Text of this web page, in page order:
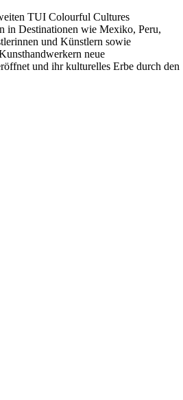
TUI Colourful Cultures
in Destinationen wie Mexiko, Peru,
und Künstlern sowie
neue
und ihr kulturelles Erbe durch den